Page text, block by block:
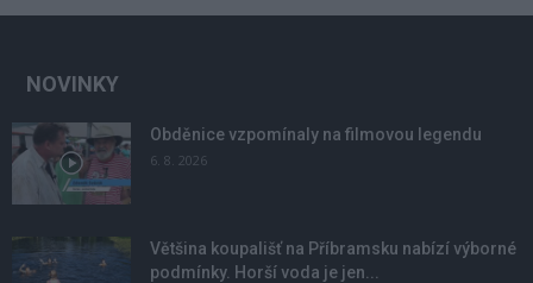
NOVINKY
Obděnice vzpomínaly na filmovou legendu
6. 8. 2026
Většina koupališť na Příbramsku nabízí výborné
podmínky. Horší voda je jen...